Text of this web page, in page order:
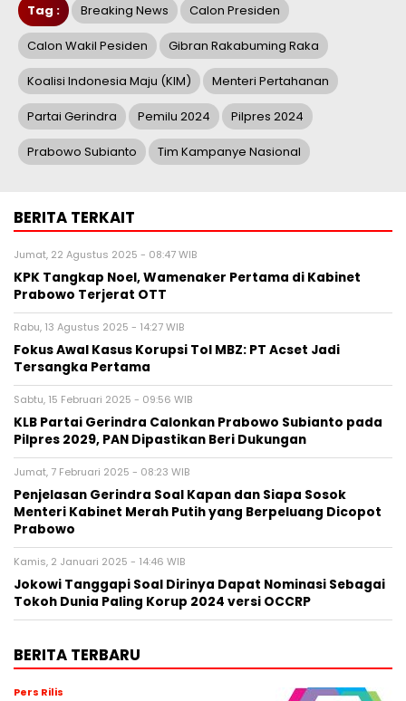
Tag : Breaking News Calon Presiden
Calon Wakil Pesiden Gibran Rakabuming Raka
Koalisi Indonesia Maju (KIM) Menteri Pertahanan
Partai Gerindra Pemilu 2024 Pilpres 2024
Prabowo Subianto Tim Kampanye Nasional
BERITA TERKAIT
Jumat, 22 Agustus 2025 - 08:47 WIB
KPK Tangkap Noel, Wamenaker Pertama di Kabinet
Prabowo Terjerat OTT
Rabu, 13 Agustus 2025 - 14:27 WIB
Fokus Awal Kasus Korupsi Tol MBZ: PT Acset Jadi
Tersangka Pertama
Sabtu, 15 Februari 2025 - 09:56 WIB
KLB Partai Gerindra Calonkan Prabowo Subianto pada
Pilpres 2029, PAN Dipastikan Beri Dukungan
Jumat, 7 Februari 2025 - 08:23 WIB
Penjelasan Gerindra Soal Kapan dan Siapa Sosok
Menteri Kabinet Merah Putih yang Berpeluang Dicopot
Prabowo
Kamis, 2 Januari 2025 - 14:46 WIB
Jokowi Tanggapi Soal Dirinya Dapat Nominasi Sebagai
Tokoh Dunia Paling Korup 2024 versi OCCRP
BERITA TERBARU
Pers Rilis